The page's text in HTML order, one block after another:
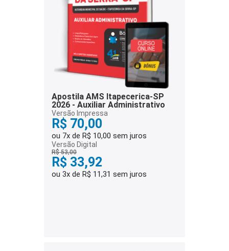
Apostila AMS Itapecerica-SP
2026 - Auxiliar Administrativo
Versão Impressa
R$ 70,00
ou 7x de R$ 10,00 sem juros
Versão Digital
R$ 53,00
R$ 33,92
ou 3x de R$ 11,31 sem juros